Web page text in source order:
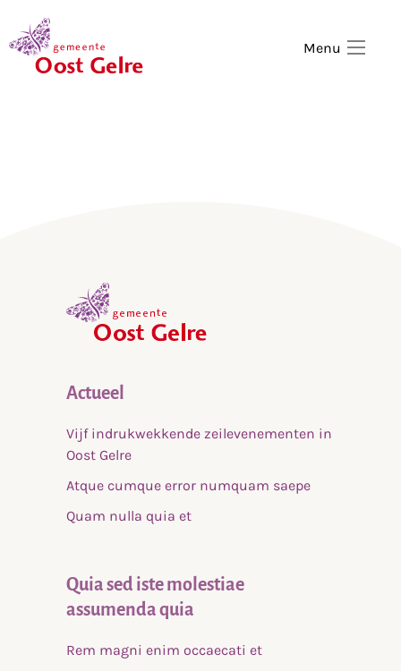
Menu
Actueel
Vijf indrukwekkende zeilevenementen in
Oost Gelre
Atque cumque error numquam saepe
Quam nulla quia et
Quia sed iste molestiae
assumenda quia
Rem magni enim occaecati et